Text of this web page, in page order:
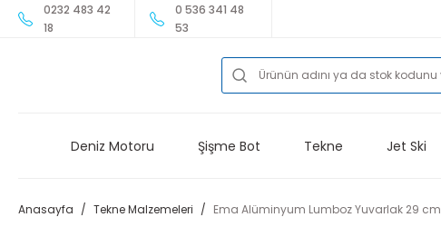
0232 483 42
18
0 536 341 48
53
Deniz Motoru Şişme Bot Tekne Jet Ski
Anasayfa Tekne Malzemeleri Ema Alüminyum Lumboz Yuvarlak 29 cm